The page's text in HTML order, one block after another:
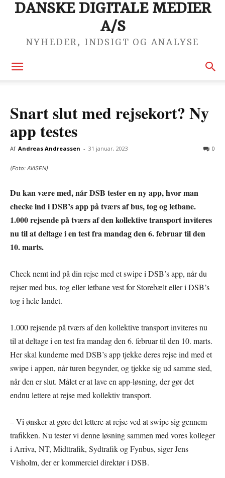
DANSKE DIGITALE MEDIER
A/S
NYHEDER, INDSIGT OG ANALYSE
Snart slut med rejsekort? Ny
app testes
Af Andreas Andreassen - 31 januar, 2023 0
(Foto: AVISEN)
Du kan være med, når DSB tester en ny app, hvor man
checke ind i DSB’s app på tværs af bus, tog og letbane.
1.000 rejsende på tværs af den kollektive transport inviteres
nu til at deltage i en test fra mandag den 6. februar til den
10. marts.
Check nemt ind på din rejse med et swipe i DSB’s app, når du
rejser med bus, tog eller letbane vest for Storebælt eller i DSB’s
tog i hele landet.
1.000 rejsende på tværs af den kollektive transport inviteres nu
til at deltage i en test fra mandag den 6. februar til den 10. marts.
Her skal kunderne med DSB’s app tjekke deres rejse ind med et
swipe i appen, når turen begynder, og tjekke sig ud samme sted,
når den er slut. Målet er at lave en app-løsning, der gør det
endnu lettere at rejse med kollektiv transport.
– Vi ønsker at gøre det lettere at rejse ved at swipe sig gennem
trafikken. Nu tester vi denne løsning sammen med vores kolleger
i Arriva, NT, Midttrafik, Sydtrafik og Fynbus, siger Jens
Visholm, der er kommerciel direktør i DSB.